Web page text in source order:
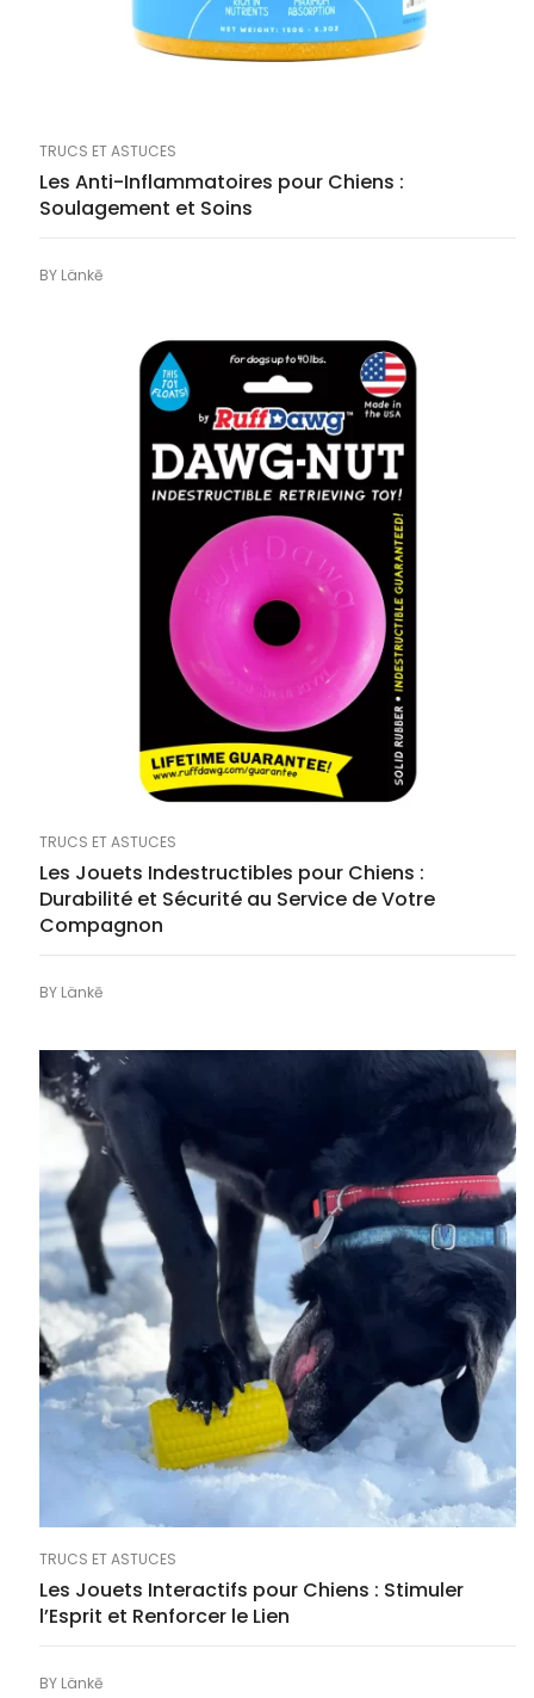
TRUCS ET ASTUCES
Les Anti-Inflammatoires pour Chiens :
Soulagement et Soins
BY Länkē
TRUCS ET ASTUCES
Les Jouets Indestructibles pour Chiens :
Durabilité et Sécurité au Service de Votre
Compagnon
BY Länkē
TRUCS ET ASTUCES
Les Jouets Interactifs pour Chiens : Stimuler
l’Esprit et Renforcer le Lien
BY Länkē